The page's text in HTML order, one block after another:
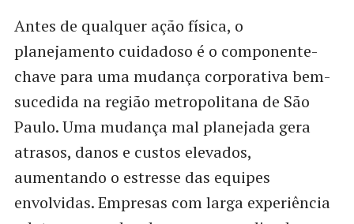
Antes de qualquer ação física, o
planejamento cuidadoso é o componente-
chave para uma mudança corporativa bem-
sucedida na região metropolitana de São
Paulo. Uma mudança mal planejada gera
atrasos, danos e custos elevados,
aumentando o estresse das equipes
envolvidas. Empresas com larga experiência